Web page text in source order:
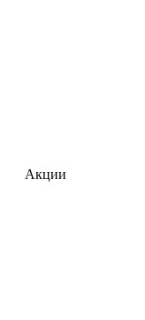
Акции